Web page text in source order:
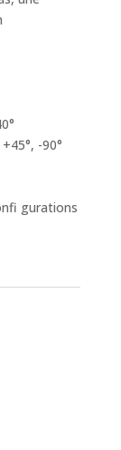
-90°
gurations